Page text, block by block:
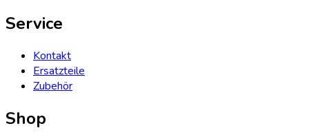
Service
Kontakt
Ersatzteile
Zubehör
Shop